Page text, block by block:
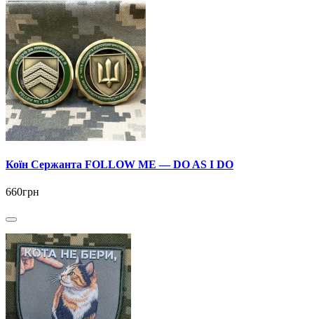
Коїн Сержанта FOLLOW ME — DO AS I DO
660грн